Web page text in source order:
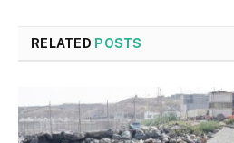
RELATED POSTS